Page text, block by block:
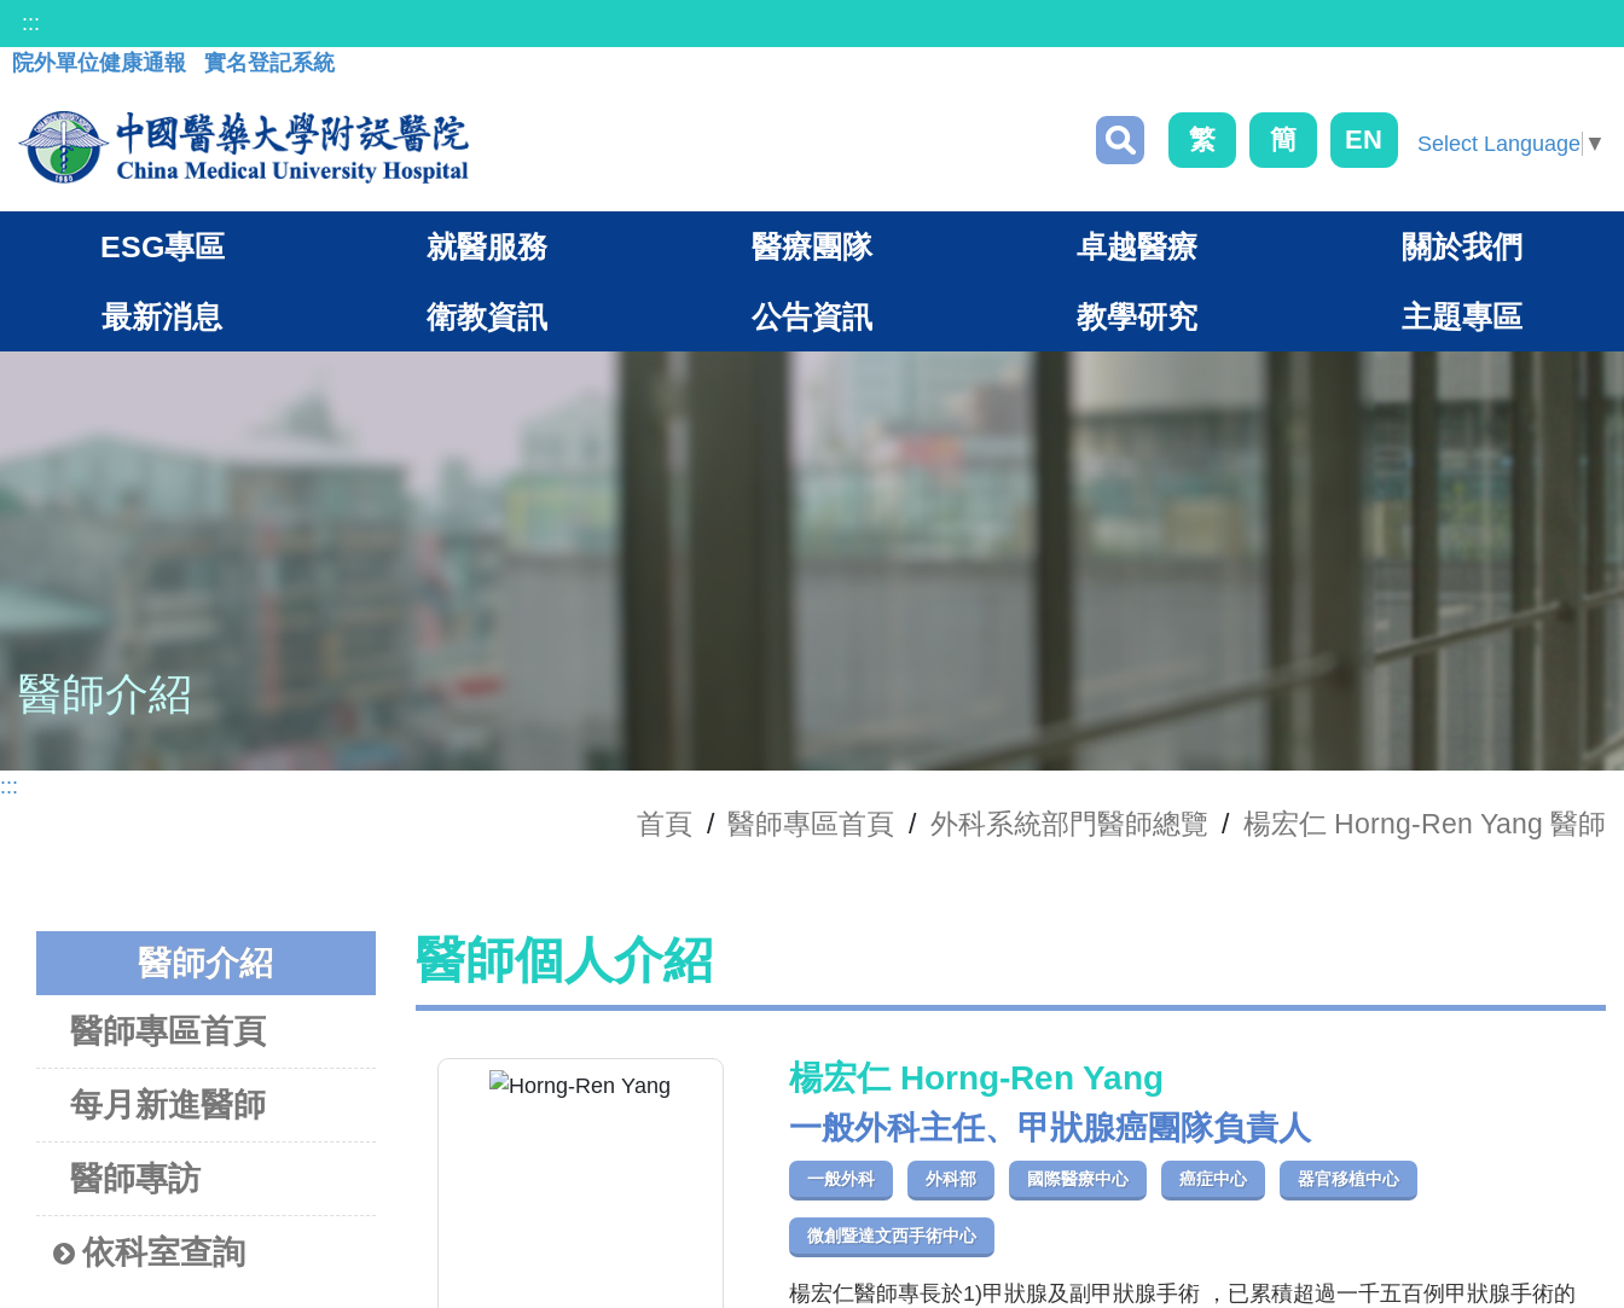
:::
院外單位健康通報
實名登記系統
繁 簡 EN Select Language ▼
ESG專區 就醫服務 醫療團隊 卓越醫療 關於我們
最新消息 衛教資訊 公告資訊 教學研究 主題專區
醫師介紹
:::
首頁 / 醫師專區首頁 / 外科系統部門醫師總覽 / 楊宏仁 Horng-Ren Yang 醫師
醫師介紹
醫師專區首頁
每月新進醫師
醫師專訪
依科室查詢
醫師個人介紹
楊宏仁 Horng-Ren Yang
一般外科主任、甲狀腺癌團隊負責人
一般外科 外科部 國際醫療中心 癌症中心 器官移植中心
微創暨達文西手術中心
楊宏仁醫師專長於1)甲狀腺及副甲狀腺手術 ，已累積超過一千五百例甲狀腺手術的